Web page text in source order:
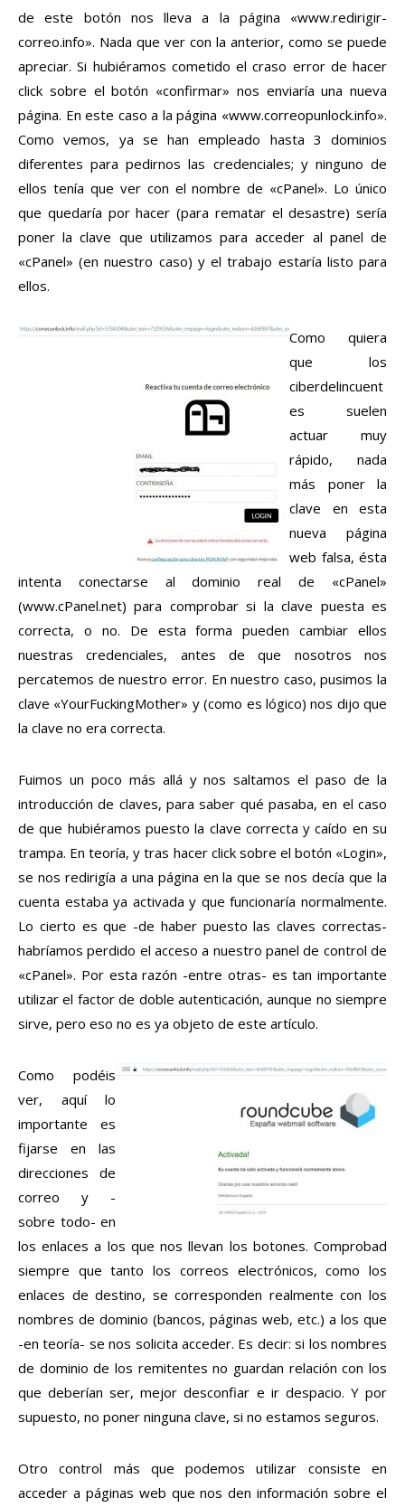
de este botón nos lleva a la página «www.redirigir-
correo.info». Nada que ver con la anterior, como se puede
apreciar. Si hubiéramos cometido el craso error de hacer
click sobre el botón «confirmar» nos enviaría una nueva
página. En este caso a la página «www.correopunlock.info».
Como vemos, ya se han empleado hasta 3 dominios
diferentes para pedirnos las credenciales; y ninguno de
ellos tenía que ver con el nombre de «cPanel». Lo único
que quedaría por hacer (para rematar el desastre) sería
poner la clave que utilizamos para acceder al panel de
«cPanel» (en nuestro caso) y el trabajo estaría listo para
ellos.
Como quiera
que los
ciberdelincuent
es suelen
actuar muy
rápido, nada
más poner la
clave en esta
nueva página
web falsa, ésta
intenta conectarse al dominio real de «cPanel»
(www.cPanel.net) para comprobar si la clave puesta es
correcta, o no. De esta forma pueden cambiar ellos
nuestras credenciales, antes de que nosotros nos
percatemos de nuestro error. En nuestro caso, pusimos la
clave «YourFuckingMother» y (como es lógico) nos dijo que
la clave no era correcta.
Fuimos un poco más allá y nos saltamos el paso de la
introducción de claves, para saber qué pasaba, en el caso
de que hubiéramos puesto la clave correcta y caído en su
trampa. En teoría, y tras hacer click sobre el botón «Login»,
se nos redirigía a una página en la que se nos decía que la
cuenta estaba ya activada y que funcionaría normalmente.
Lo cierto es que -de haber puesto las claves correctas-
habríamos perdido el acceso a nuestro panel de control de
«cPanel». Por esta razón -entre otras- es tan importante
utilizar el factor de doble autenticación, aunque no siempre
sirve, pero eso no es ya objeto de este artículo.
Como podéis
ver, aquí lo
importante es
fijarse en las
direcciones de
correo y -
sobre todo- en
los enlaces a los que nos llevan los botones. Comprobad
siempre que tanto los correos electrónicos, como los
enlaces de destino, se corresponden realmente con los
nombres de dominio (bancos, páginas web, etc.) a los que
-en teoría- se nos solicita acceder. Es decir: si los nombres
de dominio de los remitentes no guardan relación con los
que deberían ser, mejor desconfiar e ir despacio. Y por
supuesto, no poner ninguna clave, si no estamos seguros.
Otro control más que podemos utilizar consiste en
acceder a páginas web que nos den información sobre el